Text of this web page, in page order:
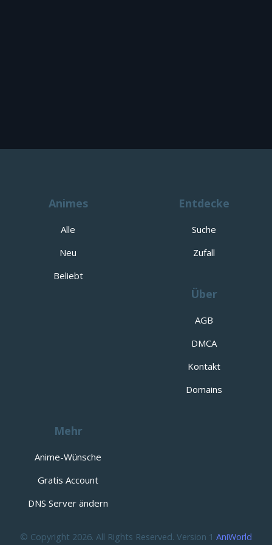
Animes
Alle
Neu
Beliebt
Entdecke
Suche
Zufall
Über
AGB
DMCA
Kontakt
Domains
Mehr
Anime-Wünsche
Gratis Account
DNS Server ändern
© Copyright 2026. All Rights Reserved. Version 1 AniWorld